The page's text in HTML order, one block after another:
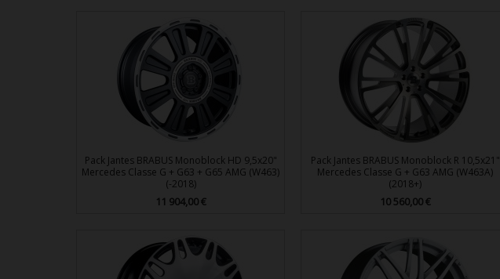
Pack Jantes BRABUS Monoblock HD 9,5x20"
Mercedes Classe G + G63 + G65 AMG (W463)
(-2018)
Prix
11 904,00 €
Pack Jantes BRABUS Monoblock R 10,5x21"
Mercedes Classe G + G63 AMG (W463A)
(2018+)
Prix
10 560,00 €